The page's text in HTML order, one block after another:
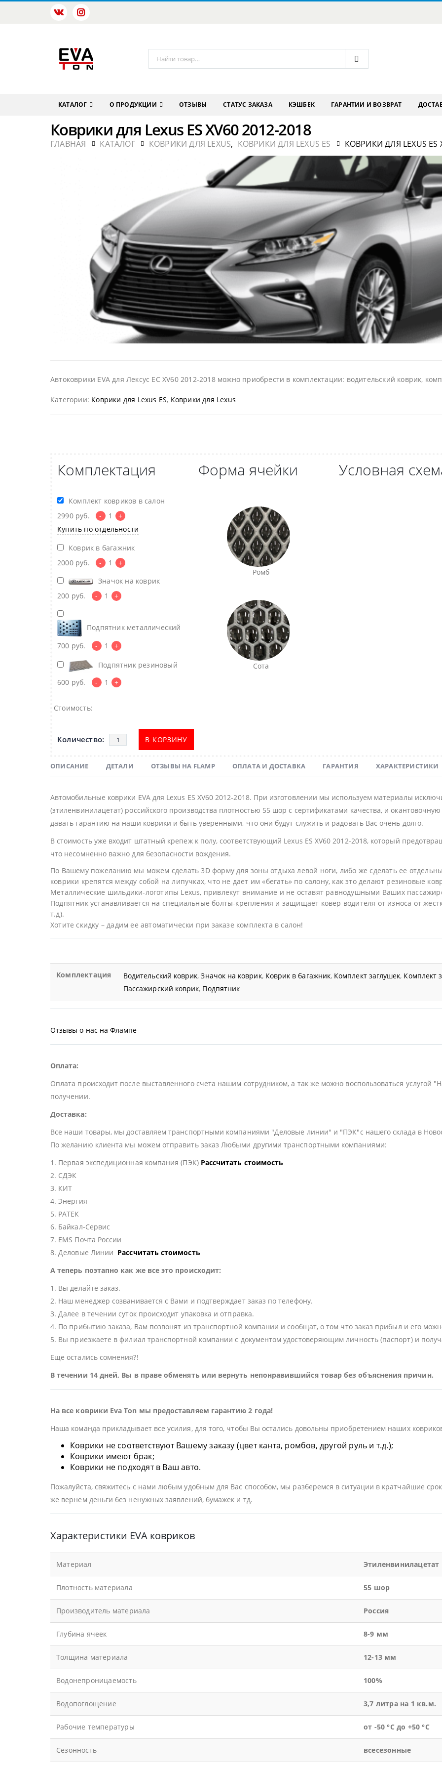
КАТАЛОГ О ПРОДУКЦИИ ОТЗЫВЫ СТАТУС ЗАКАЗА КЭШБЕК ГАРАНТИИ И ВОЗВРАТ
Коврики для Lexus ES XV60 2012-2018
ГЛАВНАЯ КАТАЛОГ КОВРИКИ ДЛЯ LEXUS, КОВРИКИ ДЛЯ LEXUS ES КОВРИКИ ДЛЯ LEXUS ES
Автоковрики EVA для Лексус ЕС XV60 2012-2018 можно приобрести в комплектации: водительский коврик,
Категории: Коврики для Lexus ES, Коврики для Lexus
Комплектация
Комплект ковриков в салон
2990 руб. - 1
+
Купить по отдельности
Коврик в багажник
2000 руб. - 1
+
Значок на коврик
200 руб. - 1 +
Подпятник металлический
700 руб. - 1 +
Подпятник резиновый
600 руб. - 1 +
Форма ячейки
Ромб
Сота
Условная
Стоимость:
В КОРЗИНУ
ОПИСАНИЕ ДЕТАЛИ ОТЗЫВЫ НА FLAMP ОПЛАТА И ДОСТАВКА ГАРАНТИЯ ХАРАКТЕРИСТИКИ
Автомобильные коврики EVA для Lexus ES XV60 2012-2018. При изготовлении мы используем материалы
(этиленвинилацетат) российского производства плотностью 55 шор с сертификатами качества, и
давать гарантию на наши коврики и быть уверенными, что они будут служить и радовать Вас очень долго.
В стоимость уже входит штатный крепеж к полу, соответствующий Lexus ES XV60 2012-2018, который
что несомненно важно для безопасности вождения.
По Вашему пожеланию мы можем сделать 3D форму для зоны отдыха левой ноги, либо же сделать ее
коврики крепятся между собой на липучках, что не дает им «бегать» по салону, как это делают резиновые
Металлические шильдики-логотипы Lexus, привлекут внимание и не оставят равнодушными Ваших
Подпятник устанавливается на специальные болты-крепления и защищает ковер водителя от износа от
т.д).
Хотите скидку – дадим ее автоматически при заказе комплекта в салон!
Комплектация Водительский коврик,Значок на коврик, Коврик в багажник, Комплект заглушек, Комплект
Пассажирский коврик, Подпятник
Отзывы о нас на Флампе
Оплата:
Оплата происходит после выставленного счета нашим сотрудником, а так же можно воспользоваться
получении.
Доставка:
Все наши товары, мы доставляем транспортными компаниями "Деловые линии" и "ПЭК"с нашего склада в
По желанию клиента мы можем отправить заказ Любыми другими транспортными компаниями:
1. Первая экспедиционная компания (ПЭК) Рассчитать стоимость
2. СДЭК
3. КИТ
4. Энергия
5. РАТЕК
6. Байкал-Сервис
7. EMS Почта России
8. Деловые Линии Рассчитать стоимость
А теперь поэтапно как же все это происходит:
1. Вы делайте заказ.
2. Наш менеджер созванивается с Вами и подтверждает заказ по телефону.
3. Далее в течении суток происходит упаковка и отправка.
4. По прибытию заказа, Вам позвонят из транспортной компании и сообщат, о том что заказ прибыл и его
5. Вы приезжаете в филиал транспортной компании с документом удостоверяющим личность (паспорт) и
Еще остались сомнения?!
В течении 14 дней, Вы в праве обменять или вернуть непонравившийся товар без объяснения причин.
На все коврики Eva Ton мы предоставляем гарантию 2 года!
Наша команда прикладывает все усилия, для того, чтобы Вы остались довольны приобретением наших
Коврики не соответствуют Вашему заказу (цвет канта, ромбов, другой руль и т.д.);
Коврики имеют брак;
Коврики не подходят в Ваш авто.
Пожалуйста, свяжитесь с нами любым удобным для Вас способом, мы разберемся в ситуации в кратчайшие
же вернем деньги без ненужных заявлений, бумажек и тд.
Характеристики EVA ковриков
Материал Этиленвинилацетат
Плотность материала 55 шор
Производитель материала Россия
Глубина ячеек 8-9 мм
Толщина материала 12-13 мм
Водонепроницаемость 100%
Водопоглощение 3,7 литра на 1 кв.м.
Рабочие температуры от -50 °С до +50 °С
Сезонность всесезонные